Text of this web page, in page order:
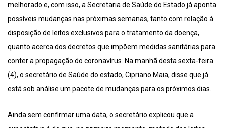
melhorado e, com isso, a Secretaria de Saúde do Estado já aponta
possíveis mudanças nas próximas semanas, tanto com relação à
disposição de leitos exclusivos para o tratamento da doença,
quanto acerca dos decretos que impõem medidas sanitárias para
conter a propagação do coronavírus. Na manhã desta sexta-feira
(4), o secretário de Saúde do estado, Cipriano Maia, disse que já
está sob análise um pacote de mudanças para os próximos dias.
Ainda sem confirmar uma data, o secretário explicou que a